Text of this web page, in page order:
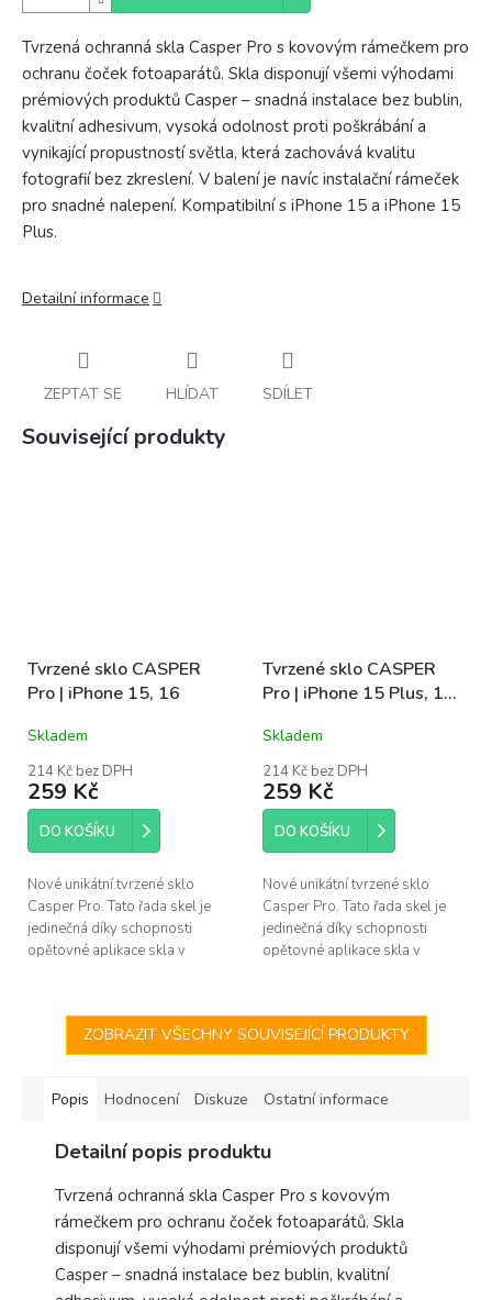
Tvrzená ochranná skla Casper Pro s kovovým rámečkem pro
ochranu čoček fotoaparátů. Skla disponují všemi výhodami
prémiových produktů Casper – snadná instalace bez bublin,
kvalitní adhesivum, vysoká odolnost proti poškrábání a
vynikající propustností světla, která zachovává kvalitu
fotografií bez zkreslení. V balení je navíc instalační rámeček
pro snadné nalepení. Kompatibilní s iPhone 15 a iPhone 15
Plus.
Detailní informace
ZEPTAT SE HLÍDAT SDÍLET
Související produkty
Tvrzené sklo CASPER
Pro | iPhone 15, 16
Skladem
214 Kč bez DPH
259 Kč
DO KOŠÍKU
Nové unikátní tvrzené sklo
Casper Pro. Tato řada skel je
jedinečná díky schopnosti
opětovné aplikace skla v
instalaci objeví pod...
Tvrzené sklo CASPER
Pro | iPhone 15 Plus, 16
Skladem
214 Kč bez DPH
259 Kč
DO KOŠÍKU
Nové unikátní tvrzené sklo
Casper Pro. Tato řada skel je
jedinečná díky schopnosti
opětovné aplikace skla v
instalaci objeví pod...
ZOBRAZIT VŠECHNY SOUVISEJÍCÍ PRODUKTY
Popis Hodnocení Diskuze Ostatní informace
Detailní popis produktu
Tvrzená ochranná skla Casper Pro s kovovým
rámečkem pro ochranu čoček fotoaparátů. Skla
disponují všemi výhodami prémiových produktů
Casper – snadná instalace bez bublin, kvalitní